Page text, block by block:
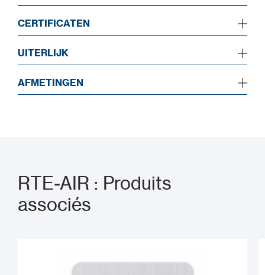
CERTIFICATEN
UITERLIJK
AFMETINGEN
RTE-AIR : Produits
associés